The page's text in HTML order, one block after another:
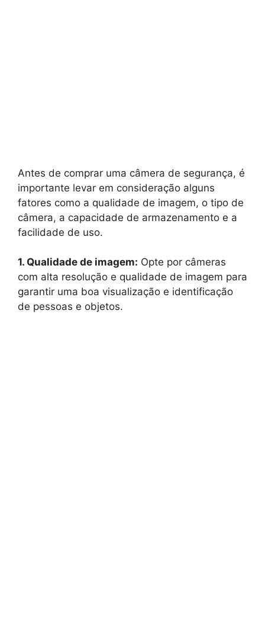
Antes de comprar uma câmera de segurança, é
importante levar em consideração alguns
fatores como a qualidade de imagem, o tipo de
câmera, a capacidade de armazenamento e a
facilidade de uso.
1. Qualidade de imagem: Opte por câmeras
com alta resolução e qualidade de imagem para
garantir uma boa visualização e identificação
de pessoas e objetos.